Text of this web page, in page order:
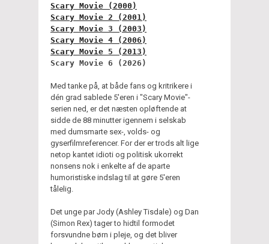
Scary Movie (2000)
Scary Movie 2 (2001)
Scary Movie 3 (2003)
Scary Movie 4 (2006)
Scary Movie 5 (2013)
Scary Movie 6 (2026)
Med tanke på, at både fans og kritrikere i
dén grad sablede 5'eren i "Scary Movie"-
serien ned, er det næsten opløftende at
sidde de 88 minutter igennem i selskab
med dumsmarte sex-, volds- og
gyserfilmreferencer. For der er trods alt lige
netop kantet idioti og politisk ukorrekt
nonsens nok i enkelte af de aparte
humoristiske indslag til at gøre 5'eren
tålelig.
Det unge par Jody (Ashley Tisdale) og Dan
(Simon Rex) tager to hidtil formodet
forsvundne børn i pleje, og det bliver